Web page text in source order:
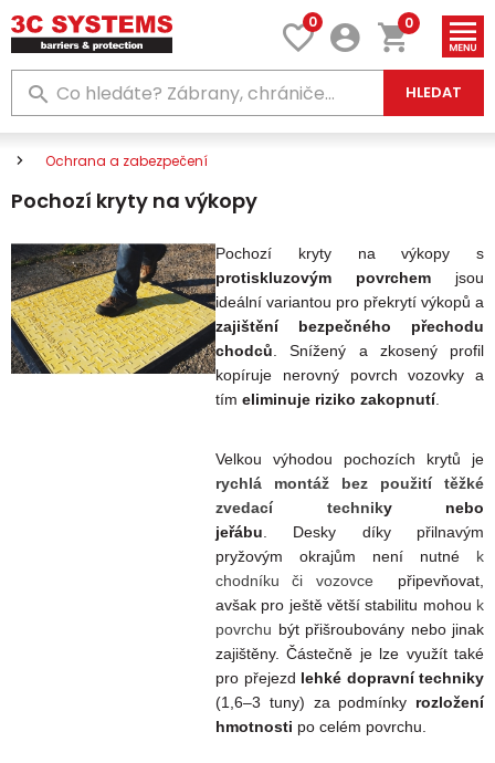
0
HLEDAT
0
Ochrana a zabezpečení
Pochozí kryty na výkopy
Pochozí kryty na výkopy s
protiskluzovým povrchem jsou
ideální variantou pro překrytí výkopů a
zajištění bezpečného přechodu
chodců . Snížený a zkosený profil
kopíruje nerovný povrch vozovky a
tím eliminuje riziko zakopnutí.
Velkou výhodou pochozích krytů je
rychlá montáž bez použití těžké
zvedací techniky nebo
jeřábu
Desky díky přilnavým
pryžovým okrajům není nutné k
chodníku či vozovce připevňovat,
avšak pro ještě větší stabilitu mohou k
povrchu být přišroubovány nebo jinak
zajištěny. Částečně je lze využít také
pro přejezd lehké dopravní techniky
(1,6–3 tuny) za podmínky rozložení
hmotnosti po celém povrchu.